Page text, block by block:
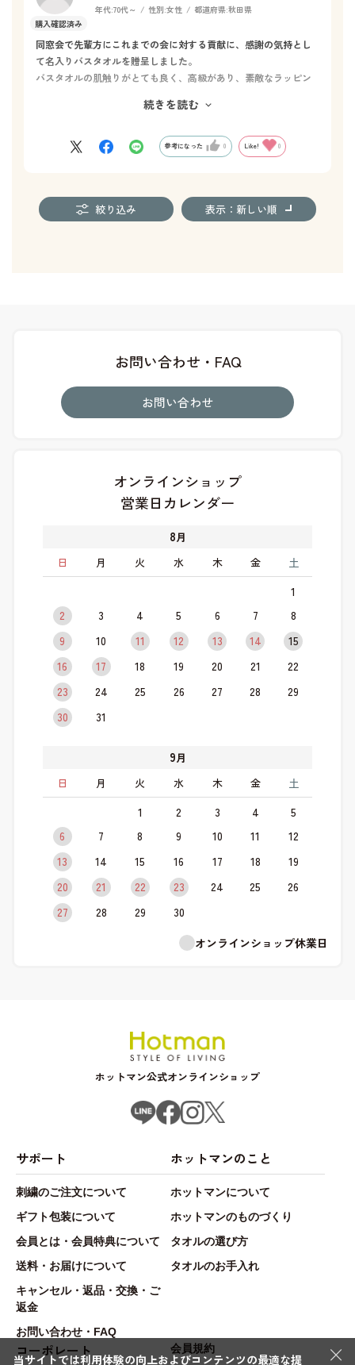
年代:70代～ 性別:女性 都道府県:秋田県
同窓会で先輩方にこれまでの会に対する貢献に、感謝の気持とし
て名入りバスタオルを贈呈しました。
バスタオルの肌触りがとても良く、高級があり、素敵なラッピン
続きを読む
参考になった 0 Like! 0
絞り込み 表示：新しい順
お問い合わせ・FAQ
お問い合わせ
オンラインショップ
営業日カレンダー
8月
日
月 火 水 木 金 土
1
2
3 4 5 6 7
8
9
10 11 12 13 14
15
16
17 18 19 20 21
22
23
24 25 26 27 28
29
30
31
9月
日
月 火 水 木 金 土
1 2 3 4
5
6
7 8 9 10 11
12
13
14 15 16 17 18
19
20
21 22 23 24 25
26
27
28 29
30
オンラインショップ休業日
ホットマン公式オンラインショップ
サポート
刺繍のご注文について
ギフト包装について
会員とは・会員特典について
送料・お届けについて
キャンセル・返品・交換・ご
返金
お問い合わせ・FAQ
ホットマンのこと
ホットマンについて
ホットマンのものづくり
タオルの選び方
タオルのお手入れ
コーポレート 会員規約 ×
当サイトでは利用体験の向上およびコンテンツの最適な提